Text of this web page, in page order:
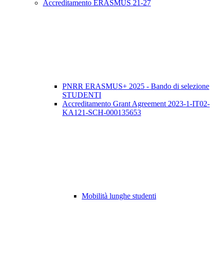
Accreditamento ERASMUS 21-27
PNRR ERASMUS+ 2025 - Bando di selezione
STUDENTI
Accreditamento Grant Agreement 2023-1-IT02-
KA121-SCH-000135653
Mobilità lunghe studenti